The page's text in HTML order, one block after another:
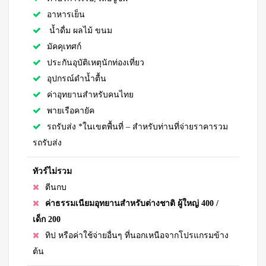
อาหารเย็น
น้ำดื่ม ผลไม้ ขนม
มัคคุเทศก์
ประกันอุบัติเหตุนักท่องเที่ยว
อุปกรณ์ดำน้ำตื้น
ค่าอุทยานสำหรับคนไทย
พายเรือคายัค
รถรับส่ง *ในเขตพื้นที่ – สำหรับท่านที่จ่ายราคารวม
รถรับส่ง
ทัวร์ไม่รวม
ตีนกบ
ค่าธรรมเนียมอุทยานสำหรับต่างชาติ ผู้ใหญ่ 400 /
เด็ก 200
ทิป หรือค่าใช้จ่ายอื่นๆ ที่นอกเหนือจากโปรแกรมข้าง
ต้น